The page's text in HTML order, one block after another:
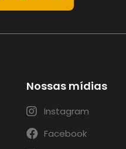
Nossas mídias
Instagram
Facebook